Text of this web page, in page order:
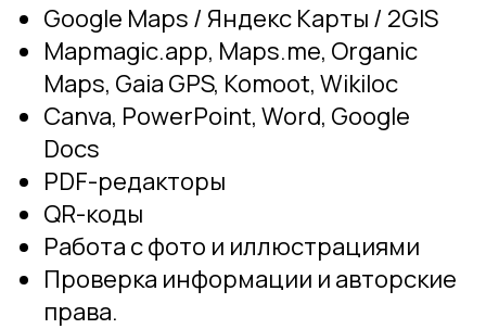
Google Maps / Яндекс Карты / 2GIS
Mapmagic.app, Maps.me, Organic
Maps, Gaia GPS, Komoot, Wikiloc
Canva, PowerPoint, Word, Google
Docs
PDF-редакторы
QR-коды
Работа с фото и иллюстрациями
Проверка информации и авторские
права.